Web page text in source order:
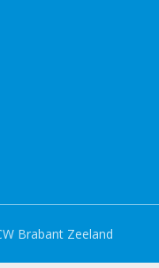
Brabant Zeeland